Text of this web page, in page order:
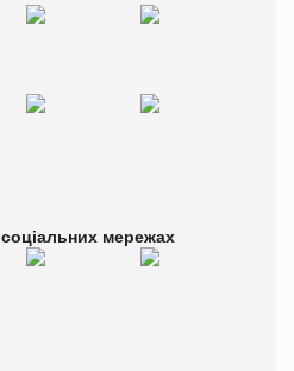
соціальних мережах